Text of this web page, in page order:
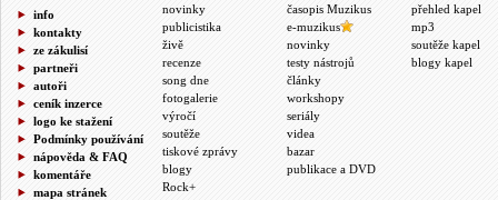
info
kontakty
ze zákulisí
partneři
autoři
ceník inzerce
logo ke stažení
Podmínky používání
nápověda & FAQ
komentáře
mapa stránek
novinky
publicistika
živě
recenze
song dne
fotogalerie
výročí
soutěže
tiskové zprávy
blogy
Rock+
časopis Muzikus
e-muzikus
novinky
testy nástrojů
články
workshopy
seriály
videa
bazar
publikace a DVD
přehled kapel
mp3
soutěže kapel
blogy kapel